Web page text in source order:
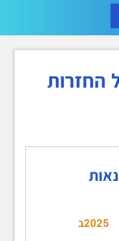
החזרות
2025ב